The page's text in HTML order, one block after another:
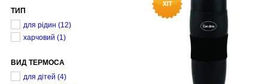
ТИП
для рідин (12)
харчовий (1)
ВИД ТЕРМОСА
для дітей (4)